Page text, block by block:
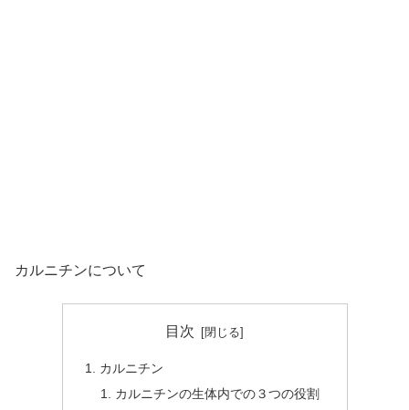
カルニチンについて
目次
カルニチン
カルニチンの生体内での３つの役割